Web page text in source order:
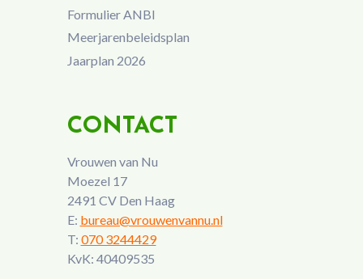
Formulier ANBI
Meerjarenbeleidsplan
Jaarplan 2026
CONTACT
Vrouwen van Nu
Moezel 17
2491 CV Den Haag
E: bureau@vrouwenvannu.nl
T: 070 3244429
KvK: 40409535